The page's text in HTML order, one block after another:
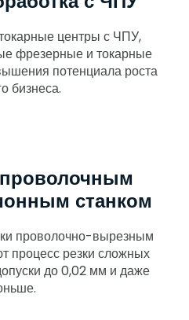
центры с ЧПУ,
фрезерные и токарные
потенциала роста
бизнеса.
станком
проволочно-вырезным
процесс резки сложных
до 0,02 мм и даже